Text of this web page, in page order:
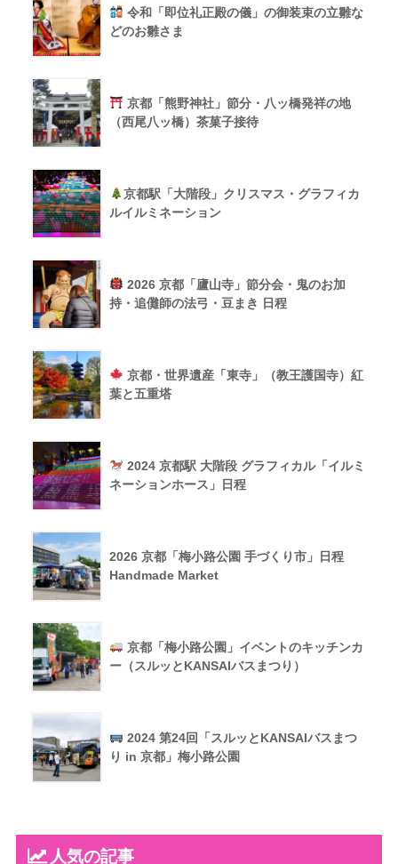
令和「即位礼正殿の儀」の御装束の立雛な
どのお雛さま
京都「熊野神社」節分・八ッ橋発祥の地
（西尾八ッ橋）茶菓子接待
京都駅「大階段」クリスマス・グラフィカ
ルイルミネーション
2026 京都「廬山寺」節分会・鬼のお加
持・追儺師の法弓・豆まき 日程
京都・世界遺産「東寺」（教王護国寺）紅
葉と五重塔
2024 京都駅 大階段 グラフィカル「イルミ
ネーションホース」日程
2026 京都「梅小路公園 手づくり市」日程
Handmade Market
京都「梅小路公園」イベントのキッチンカ
ー（スルッとKANSAIバスまつり）
2024 第24回「スルッとKANSAIバスまつ
り in 京都」梅小路公園
人気の記事